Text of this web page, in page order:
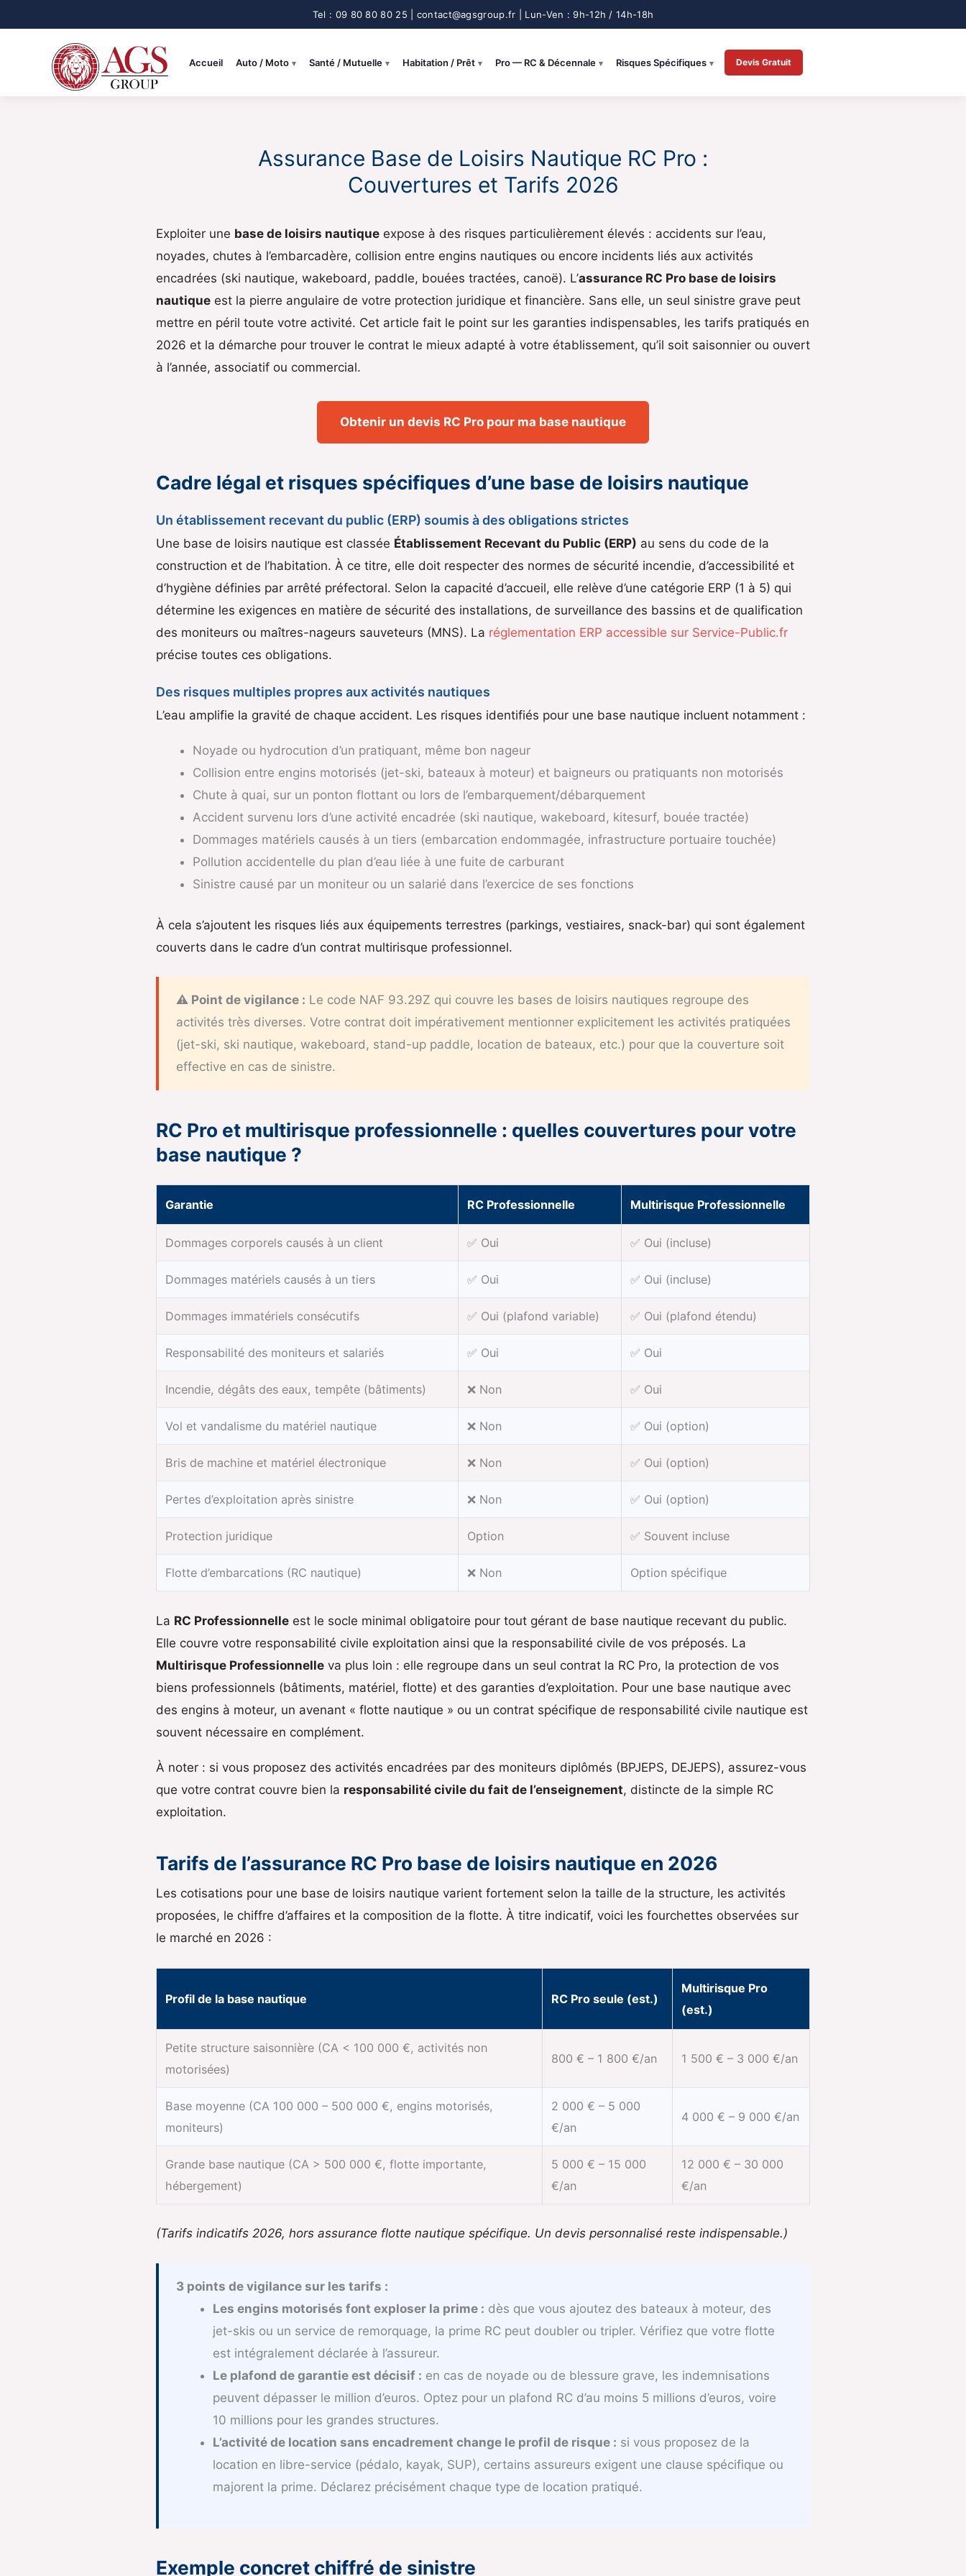
au
Accueil Auto / Moto Santé / Mutuelle Habitation / Prêt Pro — RC & Décennale Risques Spécifiques Devis Gratuit
Assurance Base de Loisirs Nautique RC Pro :
Couvertures et Tarifs 2026
Exploiter une base de loisirs nautique expose à des risques particulièrement élevés : accidents sur l’eau,
noyades, chutes à l’embarcadère, collision entre engins nautiques ou encore incidents liés aux activités
encadrées (ski nautique, wakeboard, paddle, bouées tractées, canoë). L’assurance RC Pro base de loisirs
nautique est la pierre angulaire de votre protection juridique et financière. Sans elle, un seul sinistre grave peut
mettre en péril toute votre activité. Cet article fait le point sur les garanties indispensables, les tarifs pratiqués en
2026 et la démarche pour trouver le contrat le mieux adapté à votre établissement, qu’il soit saisonnier ou ouvert
à l’année, associatif ou commercial.
Obtenir un devis RC Pro pour ma base nautique
Cadre légal et risques spécifiques d’une base de loisirs nautique
Un établissement recevant du public (ERP) soumis à des obligations strictes
Une base de loisirs nautique est classée Établissement Recevant du Public (ERP) au sens du code de la
construction et de l’habitation. À ce titre, elle doit respecter des normes de sécurité incendie, d’accessibilité et
d’hygiène définies par arrêté préfectoral. Selon la capacité d’accueil, elle relève d’une catégorie ERP (1 à 5) qui
détermine les exigences en matière de sécurité des installations, de surveillance des bassins et de qualification
des moniteurs ou maîtres-nageurs sauveteurs (MNS). La réglementation ERP accessible sur Service-Public.fr
précise toutes ces obligations.
Des risques multiples propres aux activités nautiques
L’eau amplifie la gravité de chaque accident. Les risques identifiés pour une base nautique incluent notamment :
Noyade ou hydrocution d’un pratiquant, même bon nageur
Collision entre engins motorisés (jet-ski, bateaux à moteur) et baigneurs ou pratiquants non motorisés
Chute à quai, sur un ponton flottant ou lors de l’embarquement/débarquement
Accident survenu lors d’une activité encadrée (ski nautique, wakeboard, kitesurf, bouée tractée)
Dommages matériels causés à un tiers (embarcation endommagée, infrastructure portuaire touchée)
Pollution accidentelle du plan d’eau liée à une fuite de carburant
Sinistre causé par un moniteur ou un salarié dans l’exercice de ses fonctions
À cela s’ajoutent les risques liés aux équipements terrestres (parkings, vestiaires, snack-bar) qui sont également
couverts dans le cadre d’un contrat multirisque professionnel.
⚠️ Point de vigilance : Le code NAF 93.29Z qui couvre les bases de loisirs nautiques regroupe des
activités très diverses. Votre contrat doit impérativement mentionner explicitement les activités pratiquées
(jet-ski, ski nautique, wakeboard, stand-up paddle, location de bateaux, etc.) pour que la couverture soit
effective en cas de sinistre.
RC Pro et multirisque professionnelle : quelles couvertures pour votre
base nautique ?
Garantie RC Professionnelle Multirisque Professionnelle
Dommages corporels causés à un client ✅ Oui ✅ Oui (incluse)
Dommages matériels causés à un tiers ✅ Oui ✅ Oui (incluse)
Dommages immatériels consécutifs ✅ Oui (plafond variable) ✅ Oui (plafond étendu)
Responsabilité des moniteurs et salariés ✅ Oui ✅ Oui
Incendie, dégâts des eaux, tempête (bâtiments) ❌ Non ✅ Oui
Vol et vandalisme du matériel nautique ❌ Non ✅ Oui (option)
Bris de machine et matériel électronique ❌ Non ✅ Oui (option)
Pertes d’exploitation après sinistre ❌ Non ✅ Oui (option)
Protection juridique Option ✅ Souvent incluse
Flotte d’embarcations (RC nautique) ❌ Non Option spécifique
La RC Professionnelle est le socle minimal obligatoire pour tout gérant de base nautique recevant du public.
Elle couvre votre responsabilité civile exploitation ainsi que la responsabilité civile de vos préposés. La
Multirisque Professionnelle va plus loin : elle regroupe dans un seul contrat la RC Pro, la protection de vos
biens professionnels (bâtiments, matériel, flotte) et des garanties d’exploitation. Pour une base nautique avec
des engins à moteur, un avenant « flotte nautique » ou un contrat spécifique de responsabilité civile nautique est
souvent nécessaire en complément.
À noter : si vous proposez des activités encadrées par des moniteurs diplômés (BPJEPS, DEJEPS), assurez-vous
que votre contrat couvre bien la responsabilité civile du fait de l’enseignement, distincte de la simple RC
exploitation.
Tarifs de l’assurance RC Pro base de loisirs nautique en 2026
Les cotisations pour une base de loisirs nautique varient fortement selon la taille de la structure, les activités
proposées, le chiffre d’affaires et la composition de la flotte. À titre indicatif, voici les fourchettes observées sur
le marché en 2026 :
Profil de la base nautique RC Pro seule (est.)
Multirisque Pro
(est.)
Petite structure saisonnière (CA < 100 000 €, activités non
motorisées)
800 € – 1 800 €/an 1 500 € – 3 000 €/an
Base moyenne (CA 100 000 – 500 000 €, engins motorisés,
moniteurs)
2 000 € – 5 000
€/an
4 000 € – 9 000 €/an
Grande base nautique (CA > 500 000 €, flotte importante,
hébergement)
5 000 € – 15 000
€/an
12 000 € – 30 000
€/an
(Tarifs indicatifs 2026, hors assurance flotte nautique spécifique. Un devis personnalisé reste indispensable.)
3 points de vigilance sur les tarifs :
Les engins motorisés font exploser la prime : dès que vous ajoutez des bateaux à moteur, des
jet-skis ou un service de remorquage, la prime RC peut doubler ou tripler. Vérifiez que votre flotte
est intégralement déclarée à l’assureur.
Le plafond de garantie est décisif : en cas de noyade ou de blessure grave, les indemnisations
peuvent dépasser le million d’euros. Optez pour un plafond RC d’au moins 5 millions d’euros, voire
10 millions pour les grandes structures.
L’activité de location sans encadrement change le profil de risque : si vous proposez de la
location en libre-service (pédalo, kayak, SUP), certains assureurs exigent une clause spécifique ou
majorent la prime. Déclarez précisément chaque type de location pratiqué.
Exemple concret chiffré de sinistre